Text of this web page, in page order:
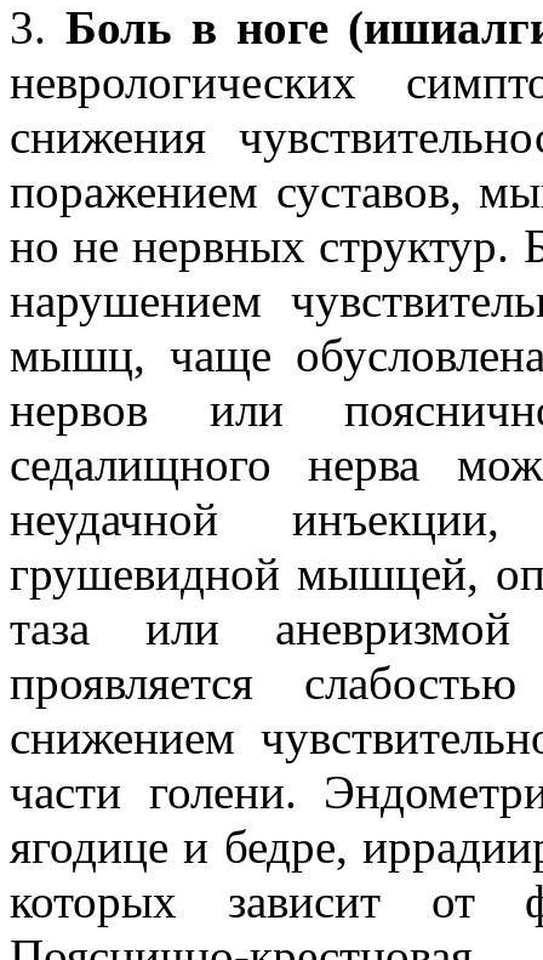
3. Боль в ноге
неврологических
снижения
поражением суставов,
но не нервных структур.
нарушением
мышц, чаще
нервов или
седалищного нерва
неудачной инъекции,
грушевидной мышцей,
таза или
проявляется
снижением
части голени.
ягодице и бедре,
которых зависит от